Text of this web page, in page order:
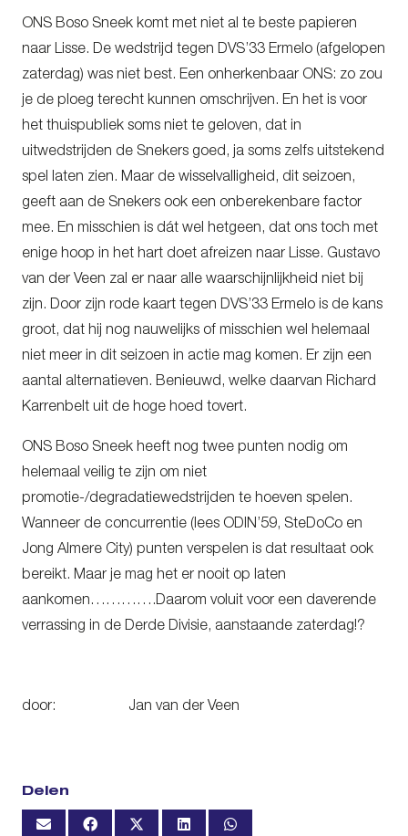
ONS Boso Sneek komt met niet al te beste papieren
naar Lisse. De wedstrijd tegen DVS’33 Ermelo (afgelopen
zaterdag) was niet best. Een onherkenbaar ONS: zo zou
je de ploeg terecht kunnen omschrijven. En het is voor
het thuispubliek soms niet te geloven, dat in
uitwedstrijden de Snekers goed, ja soms zelfs uitstekend
spel laten zien. Maar de wisselvalligheid, dit seizoen,
geeft aan de Snekers ook een onberekenbare factor
mee. En misschien is dát wel hetgeen, dat ons toch met
enige hoop in het hart doet afreizen naar Lisse. Gustavo
van der Veen zal er naar alle waarschijnlijkheid niet bij
zijn. Door zijn rode kaart tegen DVS’33 Ermelo is de kans
groot, dat hij nog nauwelijks of misschien wel helemaal
niet meer in dit seizoen in actie mag komen. Er zijn een
aantal alternatieven. Benieuwd, welke daarvan Richard
Karrenbelt uit de hoge hoed tovert.
ONS Boso Sneek heeft nog twee punten nodig om
helemaal veilig te zijn om niet
promotie-/degradatiewedstrijden te hoeven spelen.
Wanneer de concurrentie (lees ODIN’59, SteDoCo en
Jong Almere City) punten verspelen is dat resultaat ook
bereikt. Maar je mag het er nooit op laten
aankomen………….Daarom voluit voor een daverende
verrassing in de Derde Divisie, aanstaande zaterdag!?
door: Jan van der Veen
Delen